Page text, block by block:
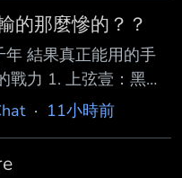
說「遊戲橘子是佛
家們一塊淨土啦 遊
的那麼慘的？？
結果真正能用的手
戰力 1. 上弦壹：黑死
擁有看穿生物肌肉
星 3.上弦參：猗窩
· 11小時前